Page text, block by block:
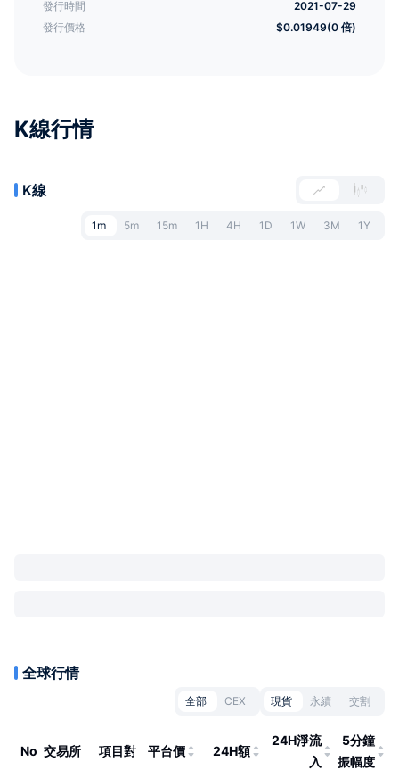
發行時間
2021-07-29
發行價格
$0.01949(0 倍)
K線行情
K線
1m 5m 15m 1H 4H 1D 1W 3M 1Y
全球行情
全部 CEX 現貨 永續 交割
No 交易所 項目對 平台價 24H額
24H淨流
入
5分鐘
振幅度